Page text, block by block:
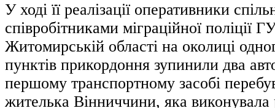
У ході її реалізації оперативники
співробітниками міграційної поліції
Житомирській області на околиці
пунктів прикордоння зупинили два
першому транспортному засобі
жителька Вінниччини, яка виконувала